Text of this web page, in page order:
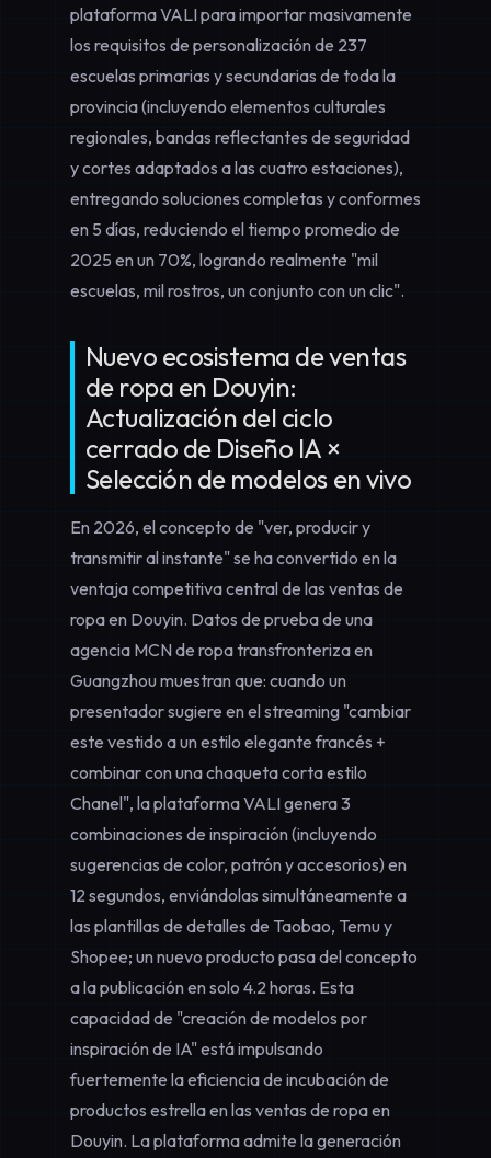
plataforma VALI para importar masivamente
los requisitos de personalización de 237
escuelas primarias y secundarias de toda la
provincia (incluyendo elementos culturales
regionales, bandas reflectantes de seguridad
y cortes adaptados a las cuatro estaciones),
entregando soluciones completas y conformes
en 5 días, reduciendo el tiempo promedio de
2025 en un 70%, logrando realmente "mil
escuelas, mil rostros, un conjunto con un clic".
Nuevo ecosistema de ventas
de ropa en Douyin:
Actualización del ciclo
cerrado de Diseño IA ×
Selección de modelos en vivo
En 2026, el concepto de "ver, producir y
transmitir al instante" se ha convertido en la
ventaja competitiva central de las ventas de
ropa en Douyin. Datos de prueba de una
agencia MCN de ropa transfronteriza en
Guangzhou muestran que: cuando un
presentador sugiere en el streaming "cambiar
este vestido a un estilo elegante francés +
combinar con una chaqueta corta estilo
Chanel", la plataforma VALI genera 3
combinaciones de inspiración (incluyendo
sugerencias de color, patrón y accesorios) en
12 segundos, enviándolas simultáneamente a
las plantillas de detalles de Taobao, Temu y
Shopee; un nuevo producto pasa del concepto
a la publicación en solo 4.2 horas. Esta
capacidad de "creación de modelos por
inspiración de IA" está impulsando
fuertemente la eficiencia de incubación de
productos estrella en las ventas de ropa en
Douyin. La plataforma admite la generación